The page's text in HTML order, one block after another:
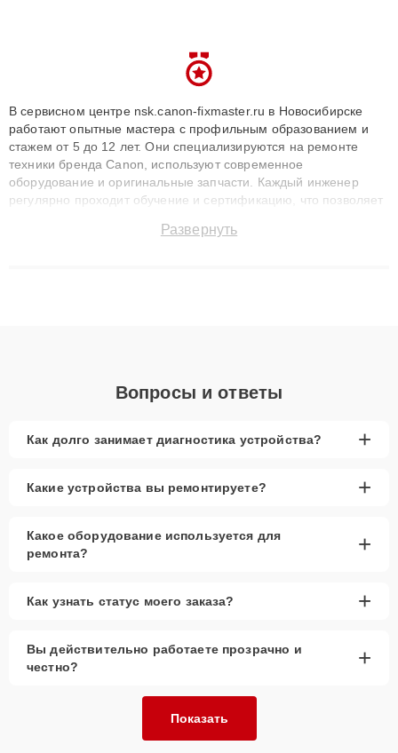
В сервисном центре nsk.canon-fixmaster.ru в Новосибирске
работают опытные мастера с профильным образованием и
стажем от 5 до 12 лет. Они специализируются на ремонте
техники бренда Canon, используют современное
оборудование и оригинальные запчасти. Каждый инженер
регулярно проходит обучение и сертификацию, что позволяет
технику с сохранением гарантии до 3 лет. Наши мастера
Развернуть
Вопросы и ответы
Как долго занимает диагностика устройства? +
Какие устройства вы ремонтируете? +
Какое оборудование используется для
ремонта?
+
Как узнать статус моего заказа? +
Вы действительно работаете прозрачно и
честно?
+
Показать